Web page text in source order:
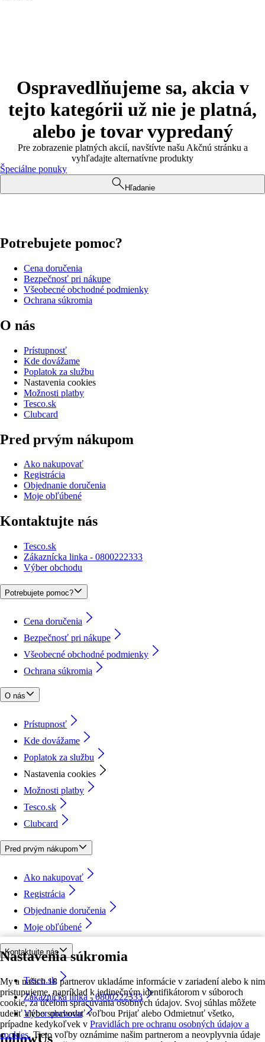
Nastavenia súkromia
My a našich 18 partnerov ukladáme informácie v zariadení alebo k nim
pristupujeme, napríklad k jedinečným identifikátorom v súboroch
cookie, za účelom spracúvania osobných údajov. Svoj súhlas môžete
udeliť alebo spravovať voľbou Prijať alebo Odmietnuť všetko,
prípadne kedykoľvek v Pravidlách pre ochranu osobných údajov a
cookies. Tieto voľby oznámime našim partnerom a neovplyvnia údaje
Ospravedlňujeme sa, akcia v
tejto kategórii už nie je platná,
alebo je tovar vypredaný
Pre zobrazenie platných akcií, navštívte našu Akčnú stránku a
vyhľadajte alternatívne produkty
Špeciálne ponuky
Hľadanie
Potrebujete pomoc?
Cena doručenia
Bezpečnosť pri nákupe
Všeobecné obchodné podmienky
Ochrana súkromia
O nás
Prístupnosť
Kde dovážame
Poplatok za službu
Nastavenia cookies
Možnosti platby
Tesco.sk
Clubcard
Pred prvým nákupom
Ako nakupovať
Registrácia
Objednanie doručenia
Moje obľúbené
Kontaktujte nás
Tesco.sk
Zákaznícka linka - 0800222333
Výber obchodu
Potrebujete pomoc?
Cena doručenia
Bezpečnosť pri nákupe
Všeobecné obchodné podmienky
Ochrana súkromia
O nás
Prístupnosť
Kde dovážame
Poplatok za službu
Nastavenia cookies
Možnosti platby
Tesco.sk
Clubcard
Pred prvým nákupom
Ako nakupovať
Registrácia
Objednanie doručenia
Moje obľúbené
Kontaktujte nás
Tesco.sk
Zákaznícka linka - 0800222333
Výber obchodu
followUs